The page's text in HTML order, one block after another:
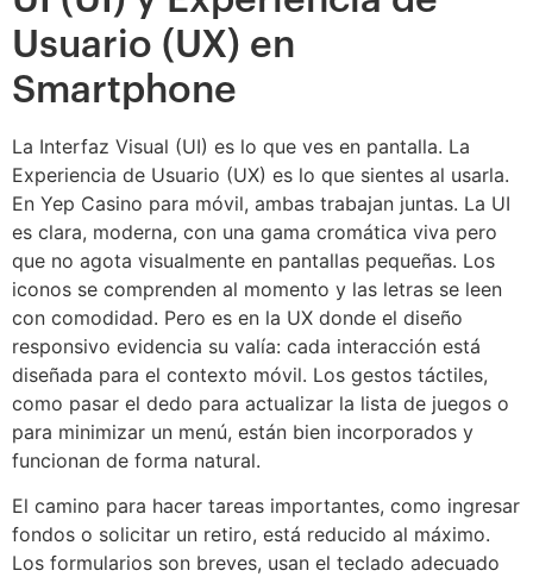
Usuario (UX) en
Smartphone
La Interfaz Visual (UI) es lo que ves en pantalla. La
Experiencia de Usuario (UX) es lo que sientes al usarla.
En Yep Casino para móvil, ambas trabajan juntas. La UI
es clara, moderna, con una gama cromática viva pero
que no agota visualmente en pantallas pequeñas. Los
iconos se comprenden al momento y las letras se leen
con comodidad. Pero es en la UX donde el diseño
responsivo evidencia su valía: cada interacción está
diseñada para el contexto móvil. Los gestos táctiles,
como pasar el dedo para actualizar la lista de juegos o
para minimizar un menú, están bien incorporados y
funcionan de forma natural.
El camino para hacer tareas importantes, como ingresar
fondos o solicitar un retiro, está reducido al máximo.
Los formularios son breves, usan el teclado adecuado